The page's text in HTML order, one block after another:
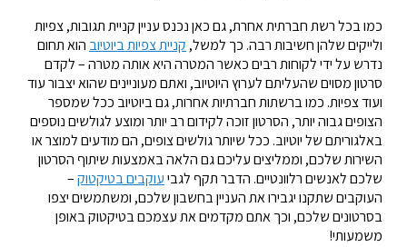
כמו בכל רשת חברתית אחרת, גם כאן נכנס עניין קניית תגובות, צפיות
ולייקים שלהן חשיבות רבה. כך למשל, קניית צפיות ביוטיוב הוא תחום
נדרש על ידי לקוחות רבים כאשר המטרה היא אותה מטרה – לקדם
סרטון מסוים שהעליתם לערוץ היוטיוב, ואתם מעוניינים שהוא יצבור עוד
ועוד צפיות. כמו ברשתות חברתיות אחרות, גם ביוטיוב ככל שמספר
הצופים גבוה יותר, הסרטון זוכה לקידום רב יותר ומוצע לגולשים נוספים
באלגוריתם של יוטיוב. ככל שיותר גולשים צופים, הם מודעים למוצר או
השירות שלכם, וממליצים עליכם גם הלאה באמצעות שיתוף הסרטון
שלכם לאנשים רלוונטיים. הדבר תקף לגביעוקבים בטיקטוק–
העוקבים שתקנו יגבירו את העניין בחשבון שלכם, ומשתמשים יצפו
בסרטונים שלכם, וכך אתם מקדמים את עצמכם בטיקטוק באופן
משמעותי!